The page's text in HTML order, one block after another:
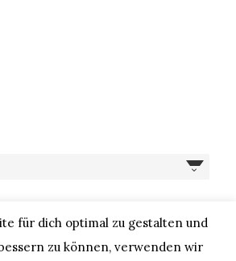
für dich optimal zu gestalten und
zu können, verwenden wir